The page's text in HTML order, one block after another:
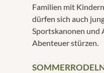
Familien mit
dürfen sich auch
Sportskanonen und
Abenteuer stürzen.